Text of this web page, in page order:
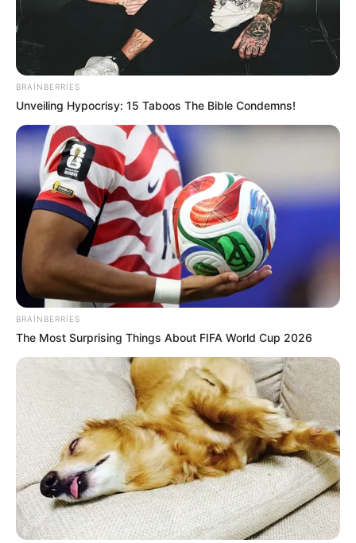
20:59 / 06 Avqust 2026
TƏCİLİ!Türkiyəqırıcıları havaya qaldırdı
- Nə baş verir?
82
20:44 / 06 Avqust 2026 SİYASƏT
BRAINBERRIES
Unveiling Hypocrisy: 15 Taboos The Bible Condemns!
BRAINBERRIES
The Most Surprising Things About FIFA World Cup 2026